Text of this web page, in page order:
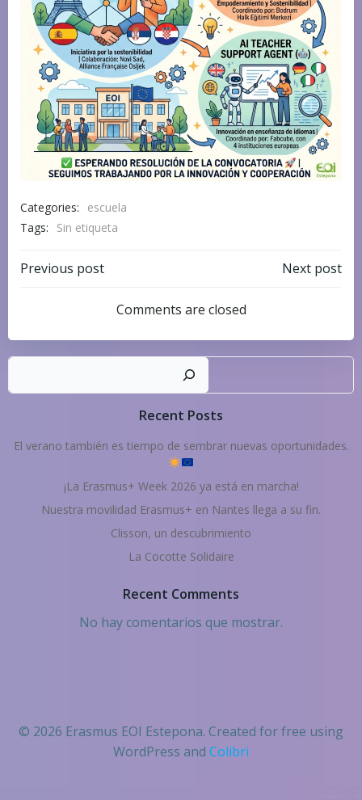
Categories:
escuela
Tags:
Sin etiqueta
Navegación
las
entradas
Previous post
Navegación
por
las
entradas
Next post
Comments are closed
Recent Posts
El verano también es tiempo de sembrar nuevas oportunidades.
¡La Erasmus+ Week 2026 ya está en marcha!
Nuestra movilidad Erasmus+ en Nantes llega a su fin.
Clisson, un descubrimiento
La Cocotte Solidaire
Recent Comments
No hay comentarios que mostrar.
© 2026 Erasmus EOI Estepona. Created for free using
WordPress and Colibri